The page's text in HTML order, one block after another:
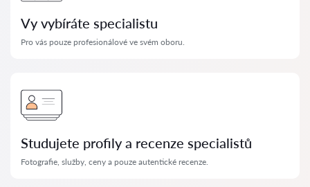
Vy vybíráte specialistu
Pro vás pouze profesionálové ve svém oboru.
Studujete profily a recenze specialistů
Fotografie, služby, ceny a pouze autentické recenze.